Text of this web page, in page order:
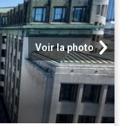
Voir la photo